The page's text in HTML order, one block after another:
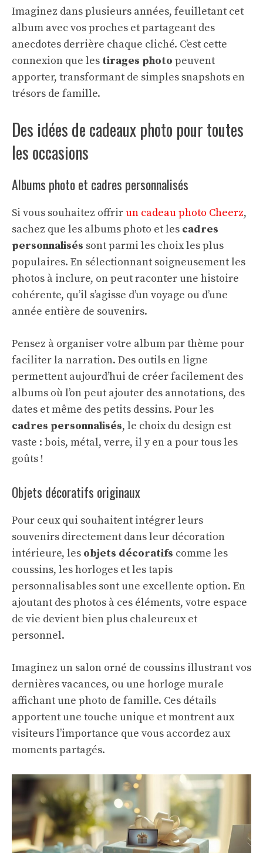
Imaginez dans plusieurs années, feuilletant cet
album avec vos proches et partageant des
anecdotes derrière chaque cliché. C’est cette
connexion que les tirages photo peuvent
apporter, transformant de simples snapshots en
trésors de famille.
Des idées de cadeaux photo pour toutes
les occasions
Albums photo et cadres personnalisés
Si vous souhaitez offrir un cadeau photo Cheerz,
sachez que les albums photo et les cadres
personnalisés sont parmi les choix les plus
populaires. En sélectionnant soigneusement les
photos à inclure, on peut raconter une histoire
cohérente, qu’il s’agisse d’un voyage ou d’une
année entière de souvenirs.
Pensez à organiser votre album par thème pour
faciliter la narration. Des outils en ligne
permettent aujourd’hui de créer facilement des
albums où l’on peut ajouter des annotations, des
dates et même des petits dessins. Pour les
cadres personnalisés, le choix du design est
vaste : bois, métal, verre, il y en a pour tous les
goûts !
Objets décoratifs originaux
Pour ceux qui souhaitent intégrer leurs
souvenirs directement dans leur décoration
intérieure, les objets décoratifs comme les
coussins, les horloges et les tapis
personnalisables sont une excellente option. En
ajoutant des photos à ces éléments, votre espace
de vie devient bien plus chaleureux et
personnel.
Imaginez un salon orné de coussins illustrant vos
dernières vacances, ou une horloge murale
affichant une photo de famille. Ces détails
apportent une touche unique et montrent aux
visiteurs l’importance que vous accordez aux
moments partagés.